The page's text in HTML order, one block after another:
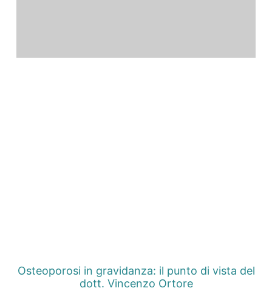
Osteoporosi in gravidanza: il punto di vista del
dott. Vincenzo Ortore